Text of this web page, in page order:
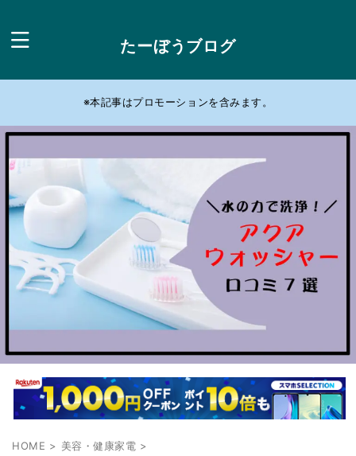
たーぼうブログ
※本記事はプロモーションを含みます。
HOME > 美容・健康家電 >